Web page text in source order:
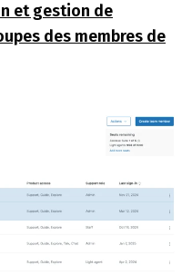
et gestion de
des membres de